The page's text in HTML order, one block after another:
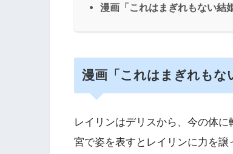
漫画「これはまぎれもない結
漫画「これはまぎれもな
レイリンはデリスから、今の体
宮で姿を表すとレイリンに力を譲